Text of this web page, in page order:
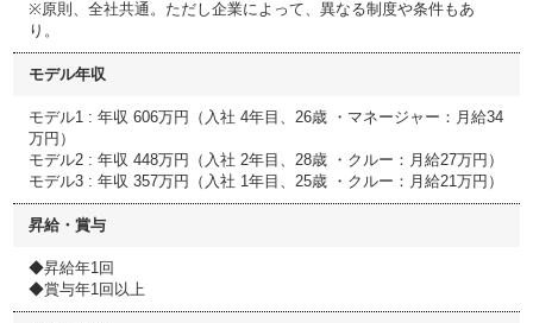
※原則、全社共通。ただし企業によって、異なる制度や条件もあ
り。
モデル年収
モデル1 : 年収 606万円（入社 4年目、26歳 ・マネージャー：月給34
万円）
モデル2 : 年収 448万円（入社 2年目、28歳 ・クルー：月給27万円）
モデル3 : 年収 357万円（入社 1年目、25歳 ・クルー：月給21万円）
昇給・賞与
◆昇給年1回
◆賞与年1回以上